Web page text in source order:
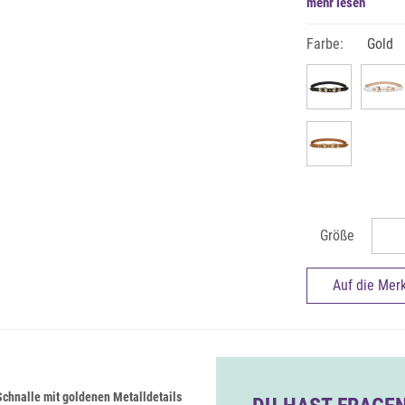
Farbe: Gold
Größe
Auf die
mit goldenen Metalldetails